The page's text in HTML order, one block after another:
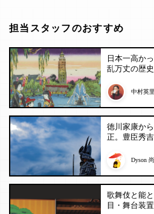
担当スタッフのおすすめ
日本一高か
乱万丈の歴
中村英里
徳川家康か
正。豊臣秀
Dyson
歌舞伎と能
目・舞台装